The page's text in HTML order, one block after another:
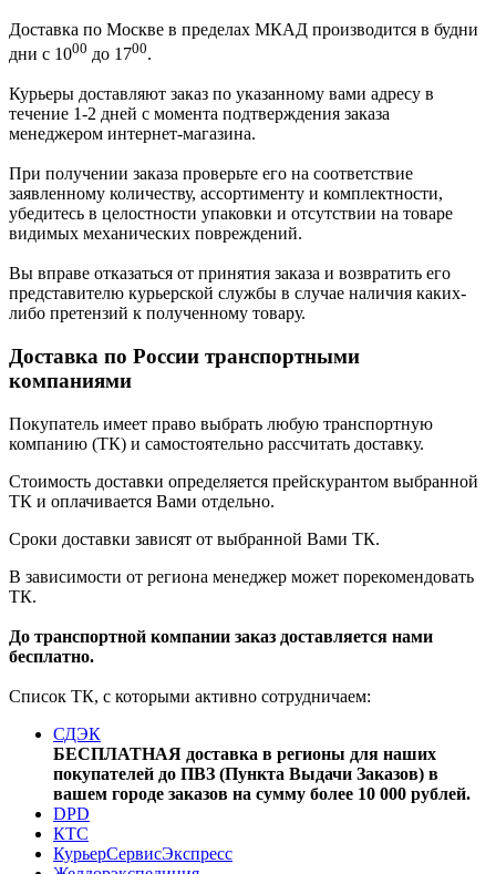
Доставка по Москве в пределах МКАД производится в будни
дни с 1000 до 1700.
Курьеры доставляют заказ по указанному вами адресу в
течение 1-2 дней с момента подтверждения заказа
менеджером интернет-магазина.
При получении заказа проверьте его на соответствие
заявленному количеству, ассортименту и комплектности,
убедитесь в целостности упаковки и отсутствии на товаре
видимых механических повреждений.
Вы вправе отказаться от принятия заказа и возвратить его
представителю курьерской службы в случае наличия каких-
либо претензий к полученному товару.
Доставка по России транспортными
компаниями
Покупатель имеет право выбрать любую транспортную
компанию (ТК) и самостоятельно рассчитать доставку.
Стоимость доставки определяется прейскурантом выбранной
ТК и оплачивается Вами отдельно.
Сроки доставки зависят от выбранной Вами ТК.
В зависимости от региона менеджер может порекомендовать
ТК.
До транспортной компании заказ доставляется нами
бесплатно.
Список ТК, с которыми активно сотрудничаем:
СДЭК
БЕСПЛАТНАЯ доставка в регионы для наших
покупателей до ПВЗ (Пункта Выдачи Заказов) в
вашем городе заказов на сумму более 10 000 рублей.
DPD
КТС
КурьерСервисЭкспресс